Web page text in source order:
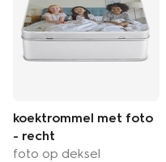
koektrommel met foto
- recht
foto op deksel